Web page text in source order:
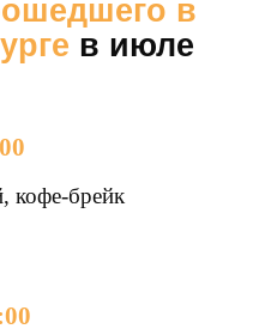
кофе-брейк